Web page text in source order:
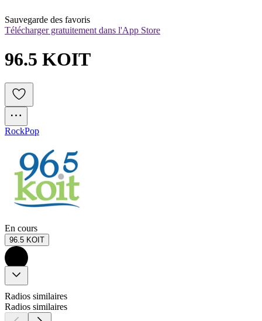
Sauvegarde des favoris
Télécharger gratuitement dans l'App Store
96.5 KOIT
RockPop
En cours
96.5 KOIT
Radios similaires
Radios similaires